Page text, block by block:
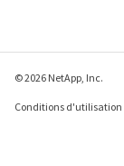
© 2026 NetApp, Inc.
Conditions d'utilisation